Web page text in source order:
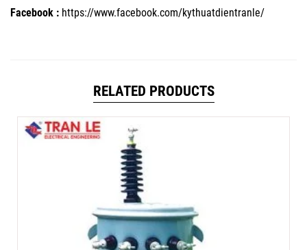
Facebook : https://www.facebook.com/kythuatdientranle/
RELATED PRODUCTS